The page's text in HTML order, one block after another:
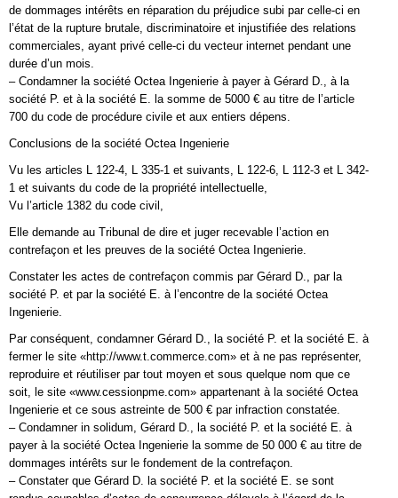
de dommages intérêts en réparation du préjudice subi par celle-ci en
l’état de la rupture brutale, discriminatoire et injustifiée des relations
commerciales, ayant privé celle-ci du vecteur internet pendant une
durée d’un mois.
– Condamner la société Octea Ingenierie à payer à Gérard D., à la
société P. et à la société E. la somme de 5000 € au titre de l’article
700 du code de procédure civile et aux entiers dépens.
Conclusions de la société Octea Ingenierie
Vu les articles L 122-4, L 335-1 et suivants, L 122-6, L 112-3 et L 342-
1 et suivants du code de la propriété intellectuelle,
Vu l’article 1382 du code civil,
Elle demande au Tribunal de dire et juger recevable l’action en
contrefaçon et les preuves de la société Octea Ingenierie.
Constater les actes de contrefaçon commis par Gérard D., par la
société P. et par la société E. à l’encontre de la société Octea
Ingenierie.
Par conséquent, condamner Gérard D., la société P. et la société E. à
fermer le site «http://www.t.commerce.com» et à ne pas représenter,
reproduire et réutiliser par tout moyen et sous quelque nom que ce
soit, le site «www.cessionpme.com» appartenant à la société Octea
Ingenierie et ce sous astreinte de 500 € par infraction constatée.
– Condamner in solidum, Gérard D., la société P. et la société E. à
payer à la société Octea Ingenierie la somme de 50 000 € au titre de
dommages intérêts sur le fondement de la contrefaçon.
– Constater que Gérard D. la société P. et la société E. se sont